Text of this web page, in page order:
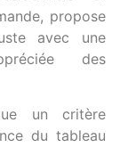
propose
avec une
des
un critère
du tableau